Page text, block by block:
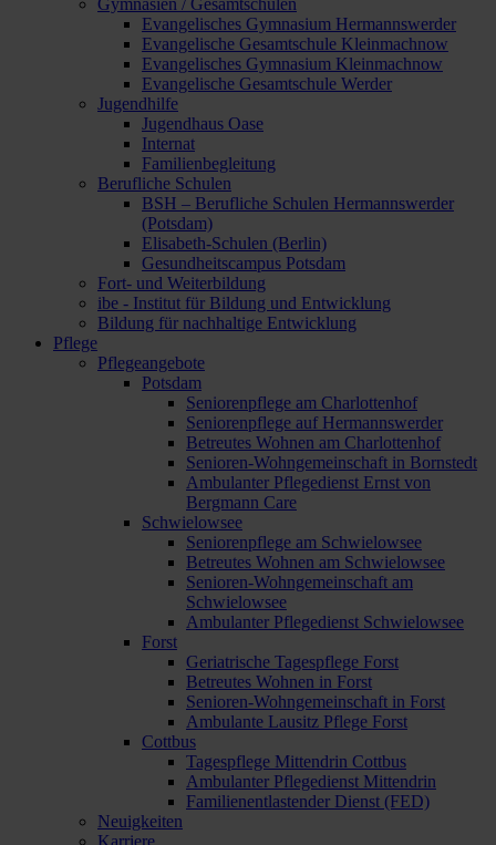
Evangelisches Gymnasium Hermannswerder
Evangelische Gesamtschule Kleinmachnow
Evangelisches Gymnasium Kleinmachnow
Evangelische Gesamtschule Werder
Jugendhilfe
Jugendhaus Oase
Internat
Familienbegleitung
Berufliche Schulen
BSH – Berufliche Schulen Hermannswerder
(Potsdam)
Elisabeth-Schulen (Berlin)
Gesundheitscampus Potsdam
Fort- und Weiterbildung
ibe - Institut für Bildung und Entwicklung
Bildung für nachhaltige Entwicklung
Pflege
Pflegeangebote
Potsdam
Seniorenpflege am Charlottenhof
Seniorenpflege auf Hermannswerder
Betreutes Wohnen am Charlottenhof
Senioren-Wohngemeinschaft in Bornstedt
Ambulanter Pflegedienst Ernst von
Bergmann Care
Schwielowsee
Seniorenpflege am Schwielowsee
Betreutes Wohnen am Schwielowsee
Senioren-Wohngemeinschaft am
Schwielowsee
Ambulanter Pflegedienst Schwielowsee
Forst
Geriatrische Tagespflege Forst
Betreutes Wohnen in Forst
Senioren-Wohngemeinschaft in Forst
Ambulante Lausitz Pflege Forst
Cottbus
Tagespflege Mittendrin Cottbus
Ambulanter Pflegedienst Mittendrin
Familienentlastender Dienst (FED)
Neuigkeiten
Karriere